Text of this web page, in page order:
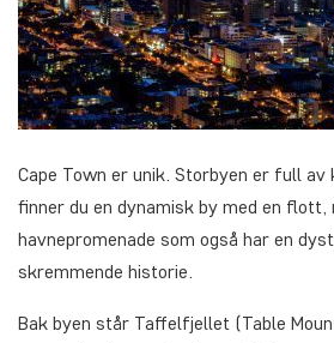
Cape Town er unik. Storbyen er full
finner du en dynamisk by med en flott,
havnepromenade som også har en
skremmende historie.
Bak byen står Taffelfjellet (Table